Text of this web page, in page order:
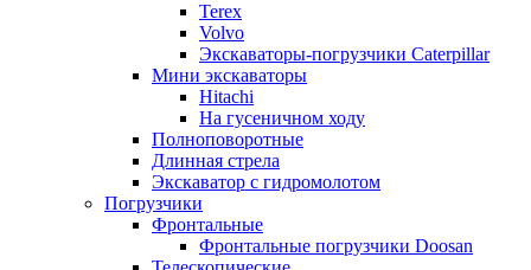
Terex
Volvo
Экскаваторы-погрузчики Caterpillar
Мини экскаваторы
Hitachi
На гусеничном ходу
Полноповоротные
Длинная стрела
Экскаватор с гидромолотом
Погрузчики
Фронтальные
Фронтальные погрузчики Doosan